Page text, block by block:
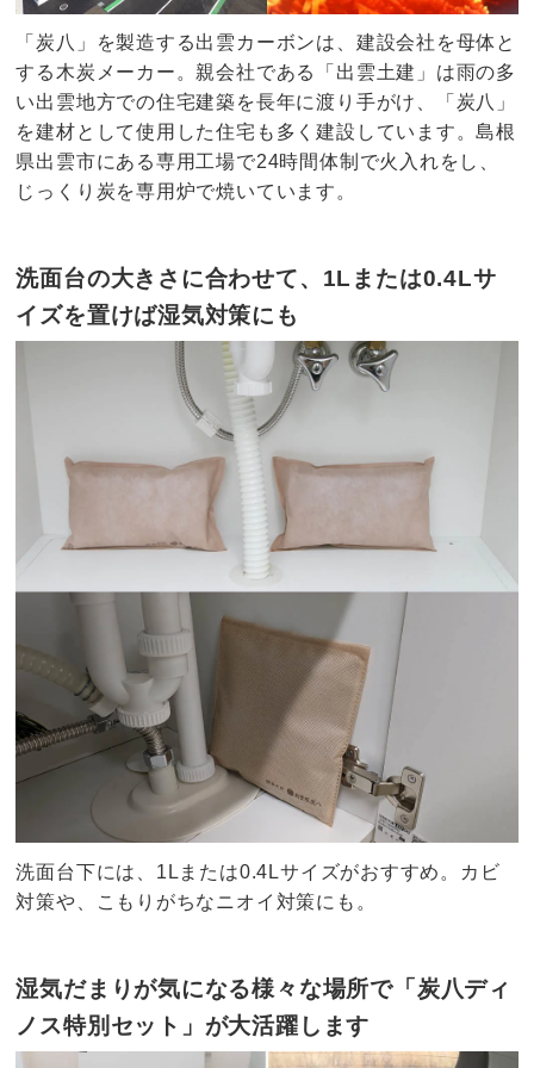
「炭八」を製造する出雲カーボンは、建設会社を母体と
する木炭メーカー。親会社である「出雲土建」は雨の多
い出雲地方での住宅建築を長年に渡り手がけ、「炭八」
を建材として使用した住宅も多く建設しています。島根
県出雲市にある専用工場で24時間体制で火入れをし、
じっくり炭を専用炉で焼いています。
洗面台の大きさに合わせて、1Lまたは0.4Lサ
イズを置けば湿気対策にも
洗面台下には、1Lまたは0.4Lサイズがおすすめ。カビ
対策や、こもりがちなニオイ対策にも。
湿気だまりが気になる様々な場所で「炭八ディ
ノス特別セット」が大活躍します